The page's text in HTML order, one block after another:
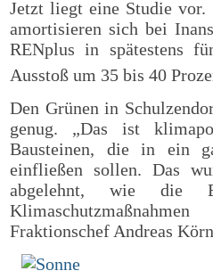
Jetzt liegt eine Studie
amortisieren sich bei
RENplus in spätestens
Ausstoß um 35 bis 40
Den Grünen in
genug. „Das ist
Bausteinen, die in ein
einfließen sollen. Das
abgelehnt, wie die
Fraktionschef Andreas